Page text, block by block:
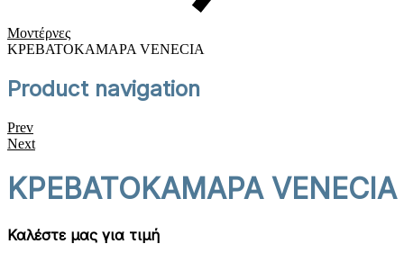
Μοντέρνες
ΚΡΕΒΑΤΟΚΑΜΑΡΑ VENECIA
Product navigation
Prev
Next
ΚΡΕΒΑΤΟΚΑΜΑΡΑ VENECIA
Καλέστε μας για τιμή